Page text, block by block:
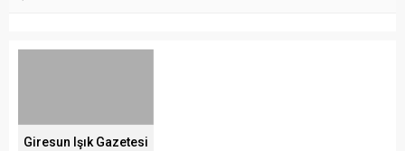
Giresun Işık Gazetesi